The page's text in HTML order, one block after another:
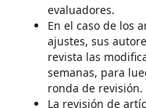
evaluadores.
En el caso de los
ajustes, sus
revista las
semanas, para
ronda de revisión.
La revisión de